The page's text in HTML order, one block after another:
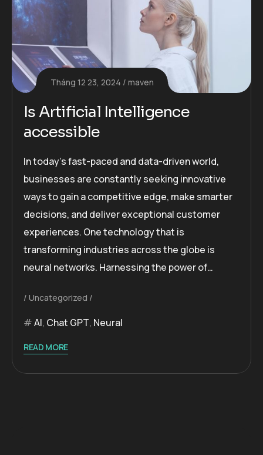
Tháng 12 23, 2024 maven
Is Artificial Intelligence
accessible
In today’s fast-paced and data-driven world,
businesses are constantly seeking innovative
ways to gain a competitive edge, make smarter
decisions, and deliver exceptional customer
experiences. One technology that is
transforming industries across the globe is
neural networks. Harnessing the power of…
Uncategorized
AI, Chat GPT, Neural
READ MORE